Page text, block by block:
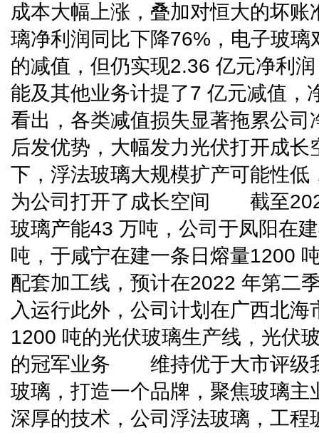
成本大幅上涨，叠加对恒大的坏
璃净利润同比下降76%，电子玻
的减值，但仍实现2.36 亿元净利
能及其他业务计提了7 亿元减值
看出，各类减值损失显著拖累
后发优势，大幅发力光伏打开成长
下，浮法玻璃大规模扩产可能性低
为公司打开了成长空间 截至
玻璃产能43 万吨，公司于凤阳在
吨，于咸宁在建一条日熔量1200
配套加工线，预计在2022 年第二
入运行此外，公司计划在广西北
1200 吨的光伏玻璃生产线，光伏
的冠军业务 维持优于大市评级
玻璃，打造一个品牌，聚焦玻璃主
深厚的技术，公司浮法玻璃，工程